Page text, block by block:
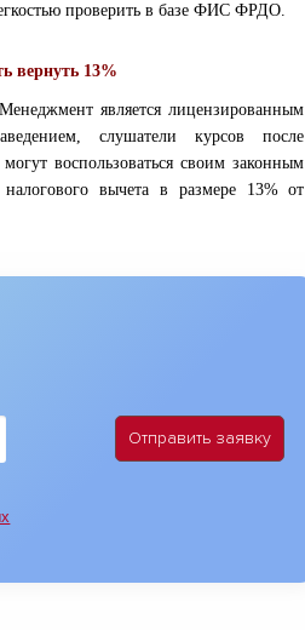
проверить в базе ФИС ФРДО.
вернуть 13%
является лицензированным
слушатели курсов после
воспользоваться своим законным
вычета в размере 13% от